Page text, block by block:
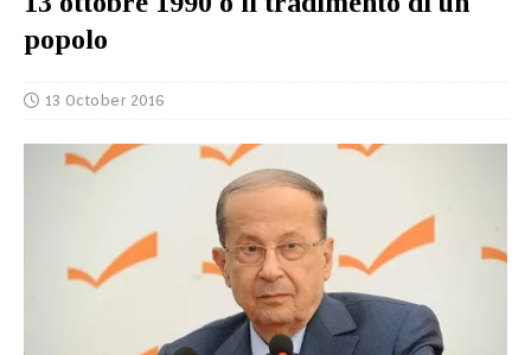
popolo
13 October 2016